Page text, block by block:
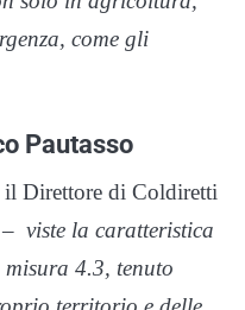
come gli
Pautasso
il Direttore di Coldiretti
– viste la caratteristica
4.3, tenuto